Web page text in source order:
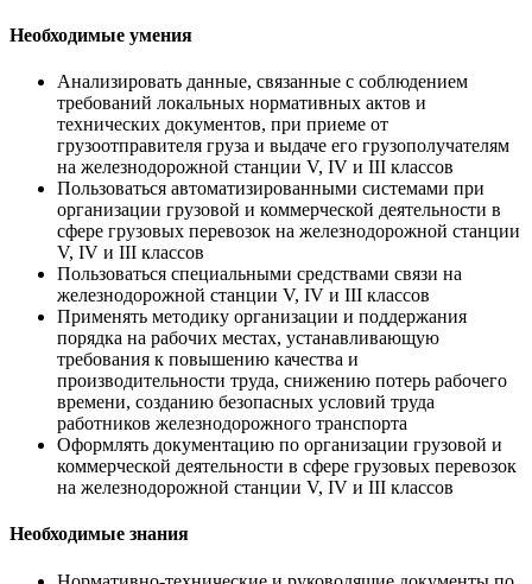
Необходимые умения
Анализировать данные, связанные с соблюдением
требований локальных нормативных актов и
технических документов, при приеме от
грузоотправителя груза и выдаче его грузополучателям
на железнодорожной станции V, IV и III классов
Пользоваться автоматизированными системами при
организации грузовой и коммерческой деятельности в
сфере грузовых перевозок на железнодорожной станции
V, IV и III классов
Пользоваться специальными средствами связи на
железнодорожной станции V, IV и III классов
Применять методику организации и поддержания
порядка на рабочих местах, устанавливающую
требования к повышению качества и
производительности труда, снижению потерь рабочего
времени, созданию безопасных условий труда
работников железнодорожного транспорта
Оформлять документацию по организации грузовой и
коммерческой деятельности в сфере грузовых перевозок
на железнодорожной станции V, IV и III классов
Необходимые знания